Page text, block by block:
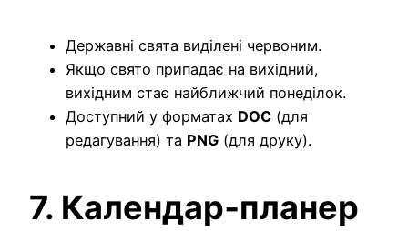
Державні свята виділені червоним.
Якщо свято припадає на вихідний,
вихідним стає найближчий понеділок.
Доступний у форматах DOC (для
редагування) та PNG (для друку).
7. Календар‑планер